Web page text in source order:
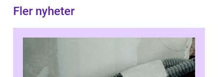
Fler nyheter